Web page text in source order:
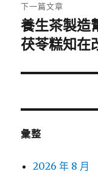
下一篇文章
下
一
文
養生茶製造
茯苓糕知在
彙整
2026 年 8 月